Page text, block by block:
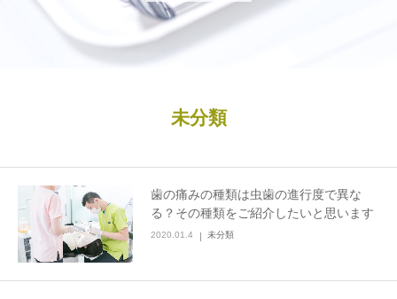
未分類
歯の痛みの種類は虫歯の進行度で異な
る？その種類をご紹介したいと思います
2020.01.4 未分類
清潔（預防）
兒科牙科（氟塗層）
潔白的牙齒填充物/可提供保險
職位信息
文章